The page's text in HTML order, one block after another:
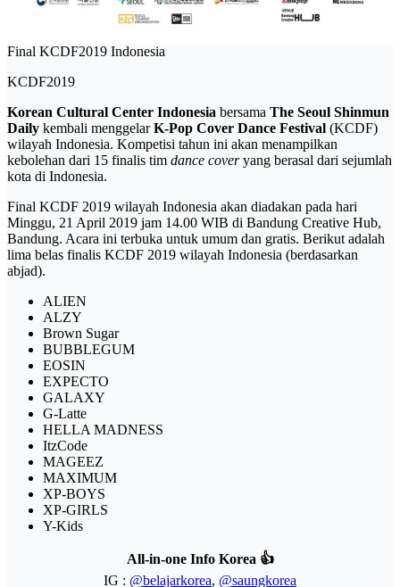
Final KCDF2019 Indonesia
KCDF2019
Korean Cultural Center Indonesia bersama The Seoul Shinmun
Daily kembali menggelarK-Pop Cover Dance Festival (KCDF)
wilayah Indonesia. Kompetisi tahun ini akan menampilkan
kebolehan dari 15 finalis tim dance coveryang berasal dari sejumlah
kota di Indonesia.
Final KCDF 2019 wilayah Indonesia akan diadakan pada hari
Minggu, 21 April 2019 jam 14.00 WIB di Bandung Creative Hub,
Bandung. Acara ini terbuka untuk umum dan gratis. Berikut adalah
lima belas finalis KCDF 2019 wilayah Indonesia (berdasarkan
abjad).
ALIEN
ALZY
Brown Sugar
BUBBLEGUM
EOSIN
EXPECTO
GALAXY
G-Latte
HELLA MADNESS
ItzCode
MAGEEZ
MAXIMUM
XP-BOYS
XP-GIRLS
Y-Kids
All-in-one Info Korea 👍
IG : @belajarkorea, @saungkorea